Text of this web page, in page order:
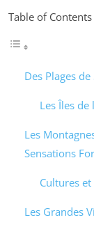
Table of Contents
Des Plages
Les Îles
Les
Sensations
Cultures
Les Grandes